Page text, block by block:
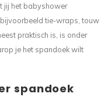
jij het babyshower
tie-wraps, touw
praktisch is, is onder
je het spandoek wilt
spandoek